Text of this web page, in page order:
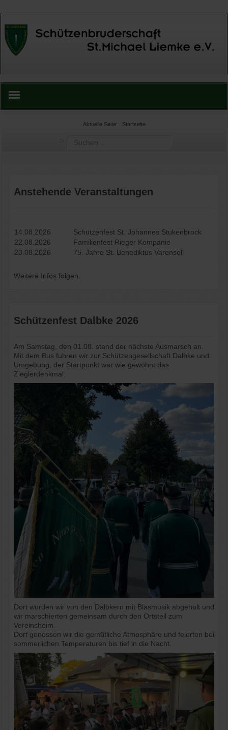
Jungschützen
Schützenhalle
Aktuelle Seite: Startseite
Anstehende Veranstaltungen
14.08.2026
Schützenfest St. Johannes Stukenbrock
22.08.2026
Familienfest Rieger Kompanie
23.08.2026
75. Jahre St. Benediktus Varensell
Weitere Infos folgen.
Schützenfest Dalbke 2026
Am Samstag, den 01.08. stand der nächste Ausmarsch an.
Mit dem Bus fuhren wir zur Schützengesellschaft Dalbke und
Umgebung, der Startpunkt war wie gewohnt das
Zieglerdenkmal.
Dort wurden wir von den Dalbkern mit Blasmusik abgeholt und
wir marschierten gemeinsam durch den Ortsteil zum
Vereinsheim.
Dort genossen wir die gemütliche Atmosphäre und feierten bei
sommerlichen Temperaturen bis tief in die Nacht.